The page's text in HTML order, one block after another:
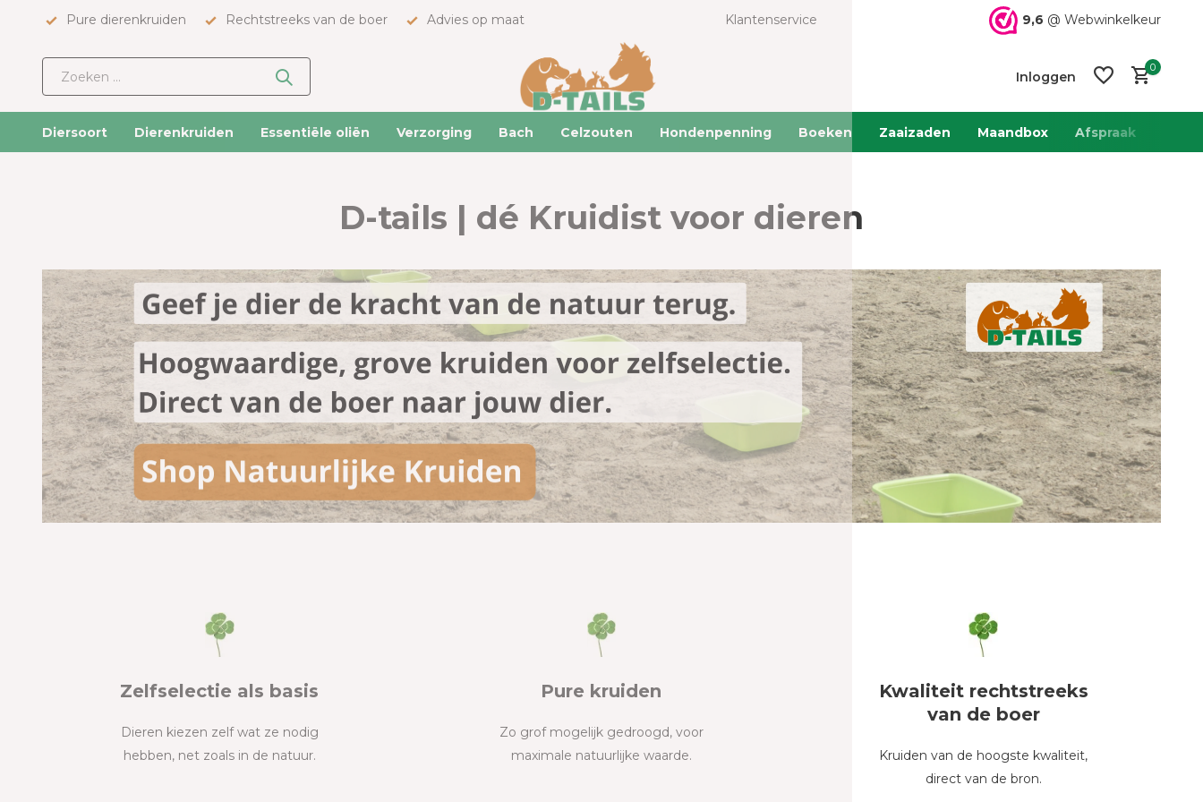
Pure dierenkruiden Rechtstreeks van de boer Advies op maat Klantenservice 9,6 @ Webwinkelkeur
Inloggen
0
Diersoort Dierenkruiden Essentiële oliën Verzorging Bach Celzouten Hondenpenning Boeken Zaaizaden Maandbox Afspraak
D-tails | dé Kruidist voor dieren
Zelfselectie als basis
Dieren kiezen zelf wat ze nodig
hebben, net zoals in de natuur.
Pure kruiden
Zo grof mogelijk gedroogd, voor
maximale natuurlijke waarde.
Kwaliteit rechtstreeks
van de boer
Kruiden van de hoogste kwaliteit,
direct van de bron.